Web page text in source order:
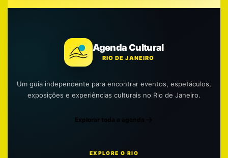
Agenda Cultural
RIO DE JANEIRO
Um guia independente para encontrar eventos, espetáculos,
exposições e experiências culturais no Rio de Janeiro.
Explorar toda a agenda
EXPLORE O RIO